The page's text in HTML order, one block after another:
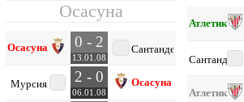
Осасуна
Осасуна 0 - 2
13.01.08
Сантандер
Мурсия 2 - 0
06.01.08
Осасуна
Атлетик Б
Сантандер
Атлетик Б